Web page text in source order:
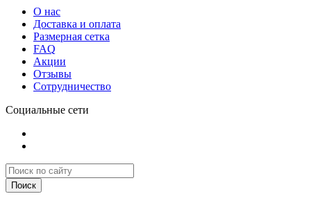
О нас
Доставка и оплата
Размерная сетка
FAQ
Акции
Отзывы
Сотрудничество
Социальные сети
Поиск